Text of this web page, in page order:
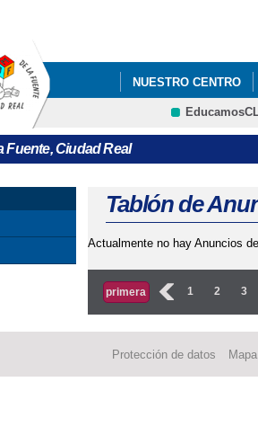
NUESTRO CENTRO
Fuente, Ciudad Real
usted aquí
Tablón de
Actualmente no hay Anuncios
Páginas
primera ‹ 1 2 3
Protección de datos